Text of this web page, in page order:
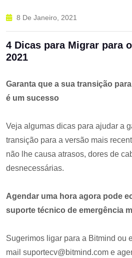
8 De Janeiro, 2021
4 Dicas para Migrar para
2021
Garanta que a sua transição
é um sucesso
Veja algumas dicas para ajudar a
transição para a versão mais
não lhe causa atrasos, dores de
desnecessárias.
Agendar uma hora agora pode
suporte técnico de emergência
Sugerimos ligar para a Bitmind ou
mail suportecv@bitmind.com e